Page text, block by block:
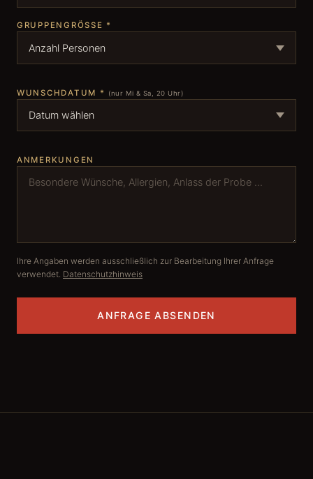
GRUPPENGRÖSSE *
WUNSCHDATUM * (nur Mi & Sa, 20 Uhr)
ANMERKUNGEN
Ihre Angaben werden ausschließlich zur Bearbeitung Ihrer Anfrage
verwendet. Datenschutzhinweis
ANFRAGE ABSENDEN